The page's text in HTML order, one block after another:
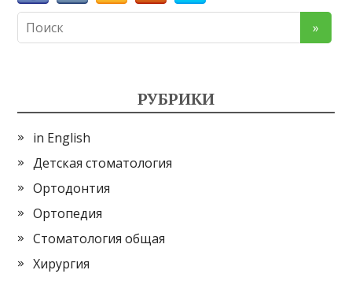
РУБРИКИ
in English
Детская стоматология
Ортодонтия
Ортопедия
Стоматология общая
Хирургия